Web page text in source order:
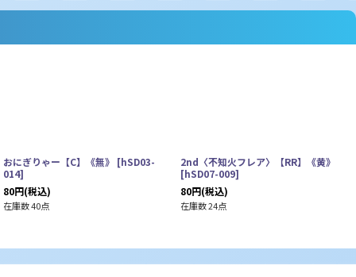
おにぎりゃー【C】《無》 [hSD03-
014]
80円(税込)
在庫数 40点
2nd〈不知火フレア〉【RR】《黄》
[hSD07-009]
80円(税込)
在庫数 24点